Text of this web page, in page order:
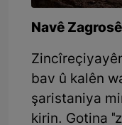
Navê Zagrosê
bav û kalên
şaristaniya
kirin. Gotina